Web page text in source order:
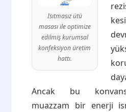
Isıtmasız ütü
masası ile optimize
edilmiş kurumsal
konfeksiyon üretim
hattı.
Ancak bu
muazzam bir enerji